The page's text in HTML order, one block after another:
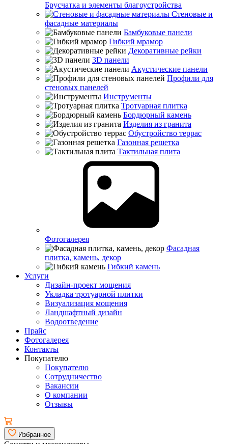
Брусчатка и элементы благоустройства
Стеновые и
фасадные материалы
Бамбуковые панели
Гибкий мрамор
Декоративные рейки
3D панели
Акустические панели
Профили для
стеновых панелей
Инструменты
Тротуарная плитка
Бордюрный камень
Изделия из гранита
Обустройство террас
Газонная решетка
Тактильная плита
Фотогалерея
Фасадная
плитка, камень, декор
Гибкий камень
Услуги
Дизайн-проект мощения
Укладка тротуарной плитки
Визуализация мощения
Ландшафтный дизайн
Водоотведение
Прайс
Фотогалерея
Контакты
Покупателю
Покупателю
Сотрудничество
Вакансии
О компании
Отзывы
Избранное